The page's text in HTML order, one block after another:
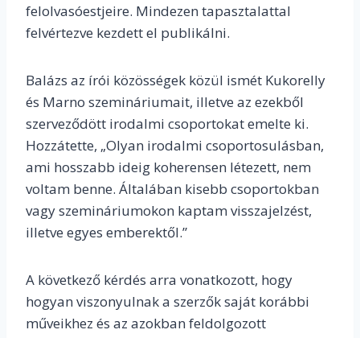
felolvasóestjeire. Mindezen tapasztalattal
felvértezve kezdett el publikálni.
Balázs az írói közösségek közül ismét Kukorelly
és Marno szemináriumait, illetve az ezekből
szerveződött irodalmi csoportokat emelte ki.
Hozzátette, „Olyan irodalmi csoportosulásban,
ami hosszabb ideig koherensen létezett, nem
voltam benne. Általában kisebb csoportokban
vagy szemináriumokon kaptam visszajelzést,
illetve egyes emberektől.”
A következő kérdés arra vonatkozott, hogy
hogyan viszonyulnak a szerzők saját korábbi
műveikhez és az azokban feldolgozott